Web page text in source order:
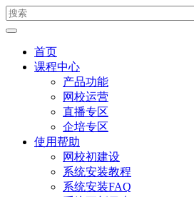
首页
课程中心
产品功能
网校运营
直播专区
企培专区
使用帮助
网校初建设
系统安装教程
系统安装FAQ